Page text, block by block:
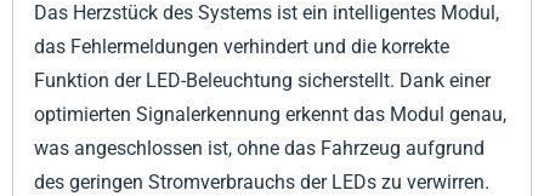
Das Herzstück des Systems ist ein intelligentes Modul,
das Fehlermeldungen verhindert und die korrekte
Funktion der LED-Beleuchtung sicherstellt. Dank einer
optimierten Signalerkennung erkennt das Modul genau,
was angeschlossen ist, ohne das Fahrzeug aufgrund
des geringen Stromverbrauchs der LEDs zu verwirren.